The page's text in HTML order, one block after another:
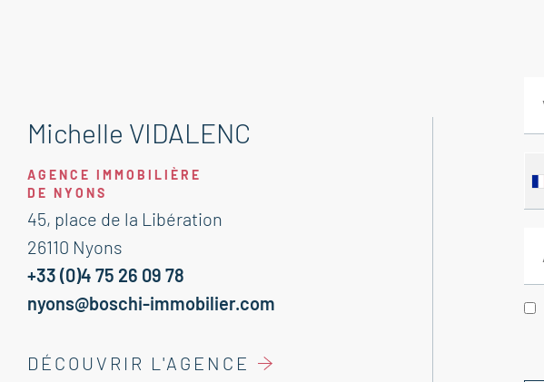
Michelle VIDALENC
AGENCE IMMOBILIÈRE
DE NYONS
45, place de la Libération
26110 Nyons
+33 (0)4 75 26 09 78
nyons@boschi-immobilier.com
DÉCOUVRIR L'AGENCE